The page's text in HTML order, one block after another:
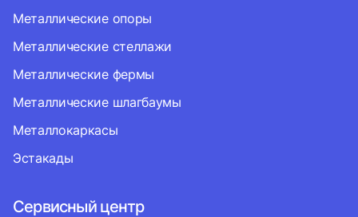
Металлические опоры
Металлические стеллажи
Металлические фермы
Металлические шлагбаумы
Металлокаркасы
Эстакады
Сервисный центр